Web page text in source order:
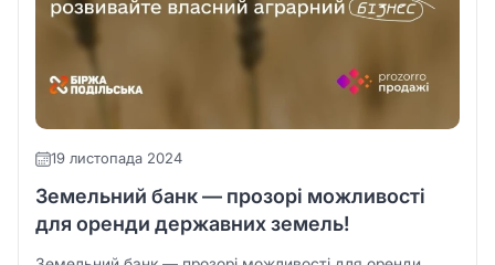
19 листопада 2024
Земельний банк — прозорі можливості
для оренди державних земель!